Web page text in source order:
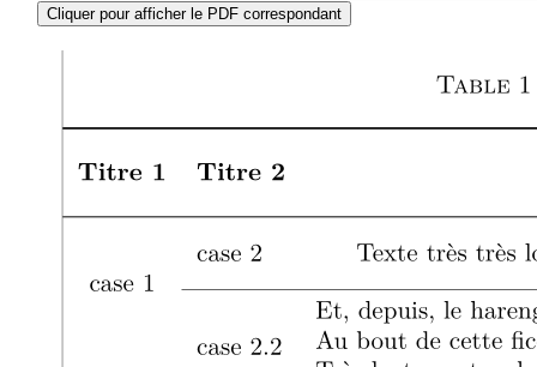
Cliquer pour afficher le PDF correspondant